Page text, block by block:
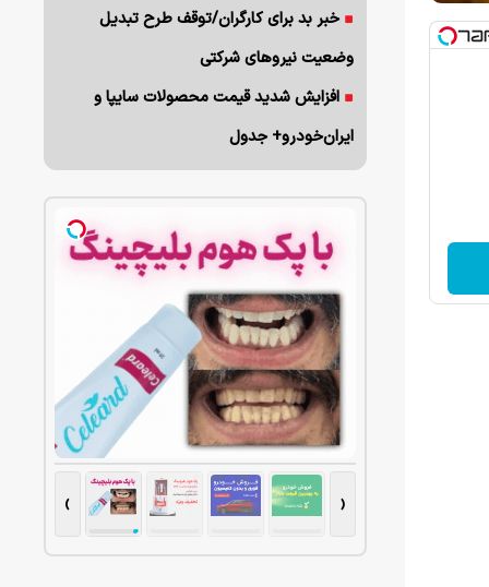
خبر بد برای کارگران/توقف طرح تبدیل
وضعیت نیروهای شرکتی
افزایش شدید قیمت محصولات سایپا و
ایران‌خودرو+ جدول
‹
›